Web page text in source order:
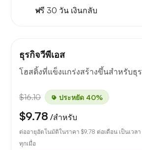
ฟรี 30 วัน เงินกลับ
ธุรกิจวีพีเอส
โฮสติ้งที่แข็งแกร่งสร้างขึ้นสำหรับธุ
$16.10 ประหยัด 40%
$9.78 /สำหรับ
ต่ออายุอัตโนมัติในราคา $9.78 ต่อเดือน เป็นเวล
ทุกเมื่อ